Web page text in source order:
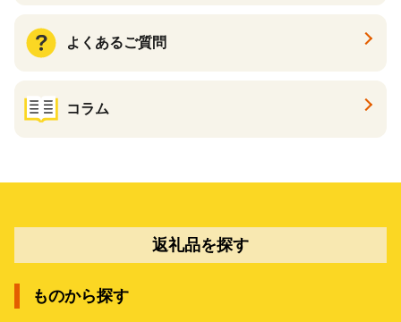
よくあるご質問
コラム
返礼品を探す
ものから探す